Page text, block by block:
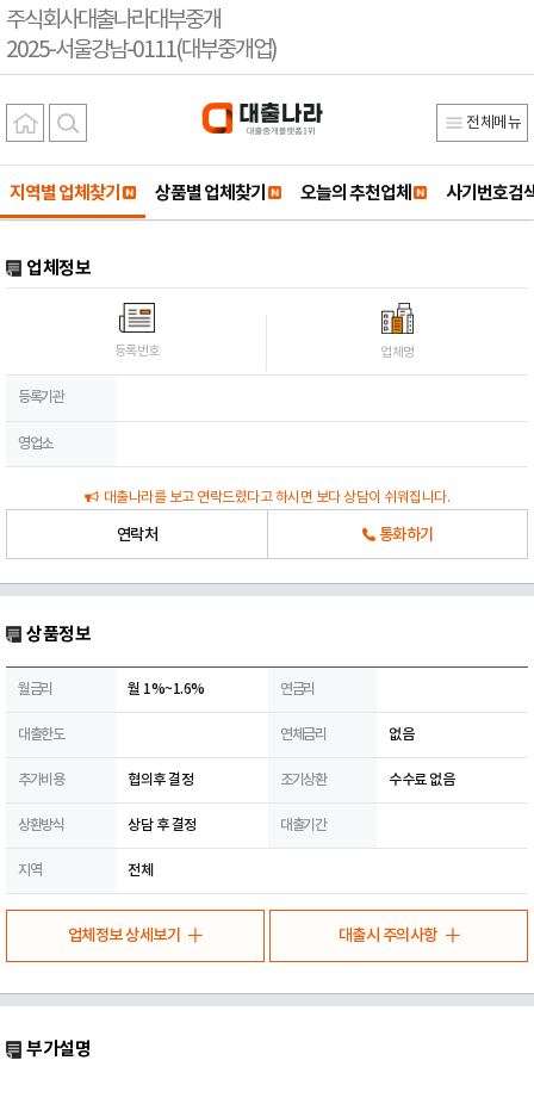
주식회사대출나라대부중개
2025-서울강남-0111(대부중개업)
전체메뉴
지역별 업체찾기 상품별 업체찾기 오늘의 추천업체 사기번호검
업체정보
등록번호 업체명
등록기관
영업소
대출나라를 보고 연락드렸다고 하시면 보다 상담이 쉬워집니다.
연락처 통화하기
상품정보
월금리 월 1%~1.6% 연금리
대출한도 연체금리 없음
추가비용 협의후 결정 조기상환 수수료 없음
상환방식 상담 후 결정 대출기간
지역 전체
업체정보 상세보기 대출시 주의사항
부가설명